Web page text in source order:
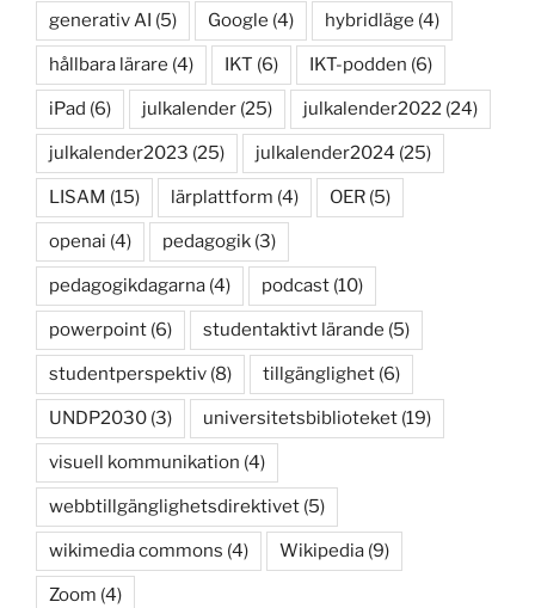
generativ AI (5) Google (4) hybridläge (4)
hållbara lärare (4) IKT (6) IKT-podden (6)
iPad (6) julkalender (25) julkalender2022 (24)
julkalender2023 (25) julkalender2024 (25)
LISAM (15) lärplattform (4) OER (5)
openai (4) pedagogik (3)
pedagogikdagarna (4) podcast (10)
powerpoint (6) studentaktivt lärande (5)
studentperspektiv (8) tillgänglighet (6)
UNDP2030 (3) universitetsbiblioteket (19)
visuell kommunikation (4)
webbtillgänglighetsdirektivet (5)
wikimedia commons (4) Wikipedia (9)
Zoom (4)